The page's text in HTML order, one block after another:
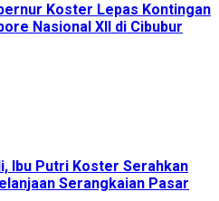
Koster Lepas Kontingan
Nasional XII di Cibubur
Ibu Putri Koster Serahkan
Serangkaian Pasar